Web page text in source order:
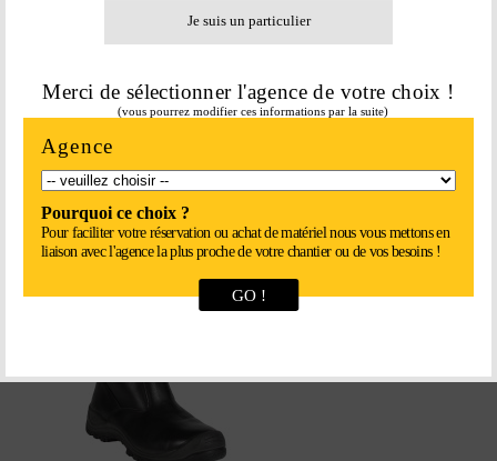
Je suis un particulier
Merci de sélectionner l'agence de votre choix !
(vous pourrez modifier ces informations par la suite)
Agence
Pourquoi ce choix ?
Pour faciliter votre réservation ou achat de matériel nous vous mettons en
liaison avec l'agence la plus proche de votre chantier ou de vos besoins !
GO !
BOTTE FOURREE CUIR NOIR T40
133,06€
En savoir plus